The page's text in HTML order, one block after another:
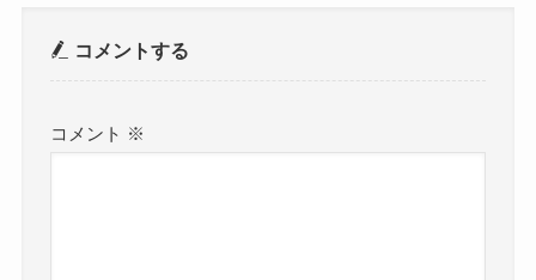
コメントする
コメント ※